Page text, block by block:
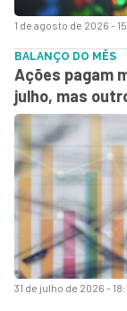
1 de agosto de 2026 -
31 de julho de 2026 -
BALANÇO DO MÊS
Ações pagam
julho, mas